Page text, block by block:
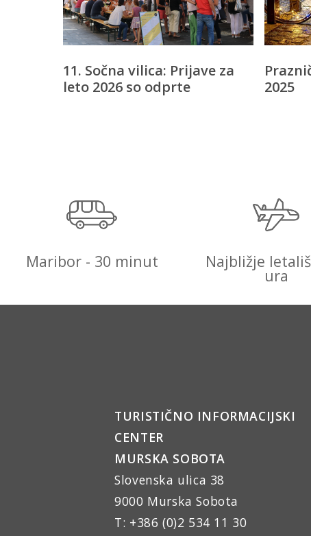
11. Sočna vilica: Prijave za
leto 2026 so odprte
2025
Maribor - 30 minut Najbližje
ura
TURISTIČNO INFORMACIJSKI
CENTER
MURSKA SOBOTA
Slovenska ulica 38
9000 Murska Sobota
T: +386 (0)2 534 11 30